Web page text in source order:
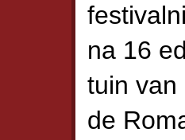
na 16
tuin van
de